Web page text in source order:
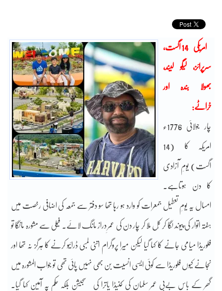
امریکی 14 اگست،
سرپرائز، لیگو لیند،
بھولا بندہ اور
خراٹے:
چار جولائی 1776ء
امریکہ کا (14
اگست) یومِ آزادی
کا دن ہوتاہے۔
امسال یہ یومِ تعطیل جمعرات کو وارد ہو رہا تھا سو دفتر سے جمعہ کی اضافی رخصت میں
ہفتہ اتوار کی پیوند لگا کر کُل ملا کر چار دن کی عمرِ دراز مانگ لائے۔ فیملی سے مشورہ مانگا تو
فلوریڈا میامی جانے کا کہا گیا لیکن میرا پروگرام اتنی لمبی ڈرائیو کرنے کا ہرگز نہ تھا اور
نجانے کیوں فلوریڈا سے کوئی ایسی انسیت بن بھی نہیں پائی تھی تو جواب المشورہ میں
گھر کے باس بےبی عمر سلمان کی کنیڈا یاترا کی سجیشن بلکہ حکم پہ آمین کہا گیا۔